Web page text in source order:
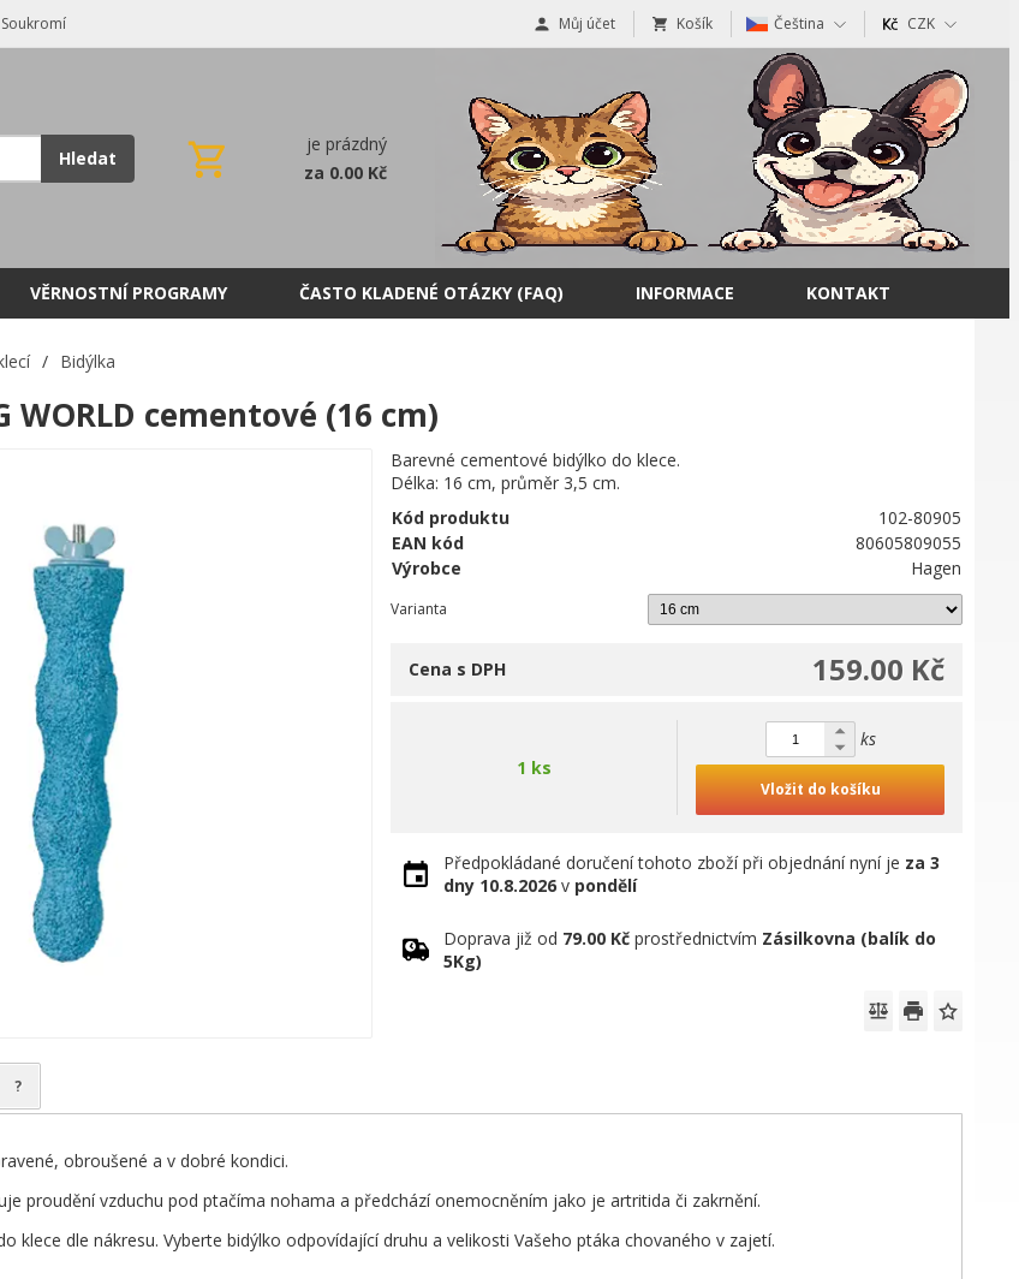
Soukromí Můj účet Košík Čeština CZK
Hledat
je prázdný
za 0.00 Kč
VĚRNOSTNÍ PROGRAMY ČASTO KLADENÉ OTÁZKY (FAQ) INFORMACE KONTAKT
/ Bidýlka
WORLD cementové (16 cm)
Barevné cementové bidýlko do klece.
Délka: 16 cm, průměr 3,5 cm.
Kód produktu
102-80905
EAN kód
80605809055
Výrobce
Hagen
Varianta
159.00 Kč
Cena s DPH
1 ks
ks
Vložit do košíku
Předpokládané doručení tohoto zboží při objednání nyní je za 3
dny 10.8.2026 v pondělí
Doprava již od 79.00 Kč prostřednictvím Zásilkovna (balík do
5Kg)
?
obroušené a v dobré kondici.
proudění vzduchu pod ptačíma nohama a předchází onemocněním jako je artritida či zakrnění.
klece dle nákresu. Vyberte bidýlko odpovídající druhu a velikosti Vašeho ptáka chovaného v zajetí.